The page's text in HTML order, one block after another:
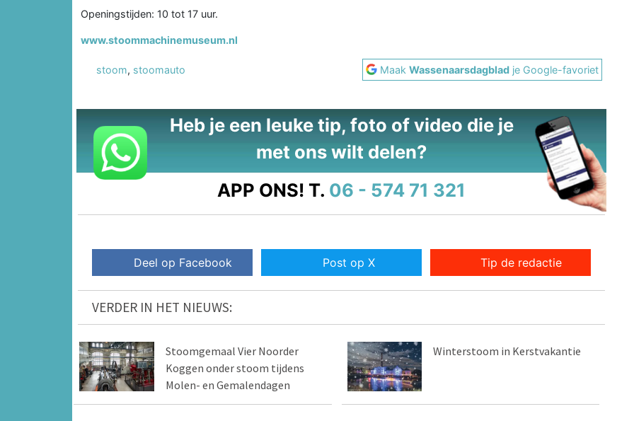
Openingstijden: 10 tot 17 uur.
www.stoommachinemuseum.nl
stoom, stoomauto MaakWassenaarsdagblad je Google-favoriet
Heb je een leuke tip, foto of video die je
met ons wilt delen?
APP ONS! T. 06 - 574 71 321
Deel op Facebook Post op X Tip de redactie
VERDER IN HET NIEUWS:
Stoomgemaal Vier Noorder
Koggen onder stoom tijdens
Molen- en Gemalendagen
Winterstoom in Kerstvakantie